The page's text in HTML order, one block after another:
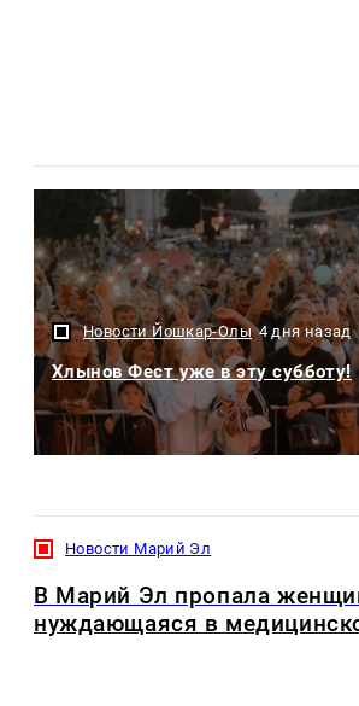
Новости Йошкар-Олы 4 дня назад
Хлынов Фест уже в эту субботу!
Новости Марий Эл
В Марий Эл пропала
нуждающаяся в